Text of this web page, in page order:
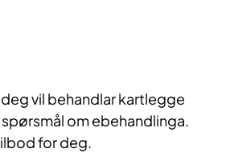
vil behandlar kartlegge
om ebehandlinga.
for deg.